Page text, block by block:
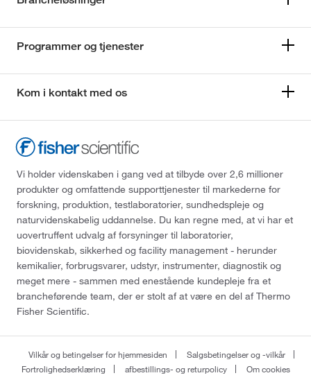
Programmer og tjenester
Kom i kontakt med os
Vi holder videnskaben i gang ved at tilbyde over 2,6 millioner
produkter og omfattende supporttjenester til markederne for
forskning, produktion, testlaboratorier, sundhedspleje og
naturvidenskabelig uddannelse. Du kan regne med, at vi har et
uovertruffent udvalg af forsyninger til laboratorier,
biovidenskab, sikkerhed og facility management - herunder
kemikalier, forbrugsvarer, udstyr, instrumenter, diagnostik og
meget mere - sammen med enestående kundepleje fra et
brancheførende team, der er stolt af at være en del af Thermo
Fisher Scientific.
Vilkår og betingelser for hjemmesiden
Salgsbetingelser og -vilkår
Fortrolighedserklæring
afbestillings- og returpolicy
Om cookies